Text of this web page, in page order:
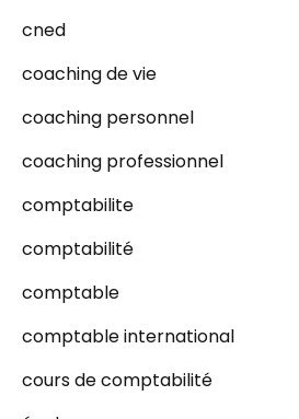
cned
coaching de vie
coaching personnel
coaching professionnel
comptabilite
comptabilité
comptable
comptable international
cours de comptabilité